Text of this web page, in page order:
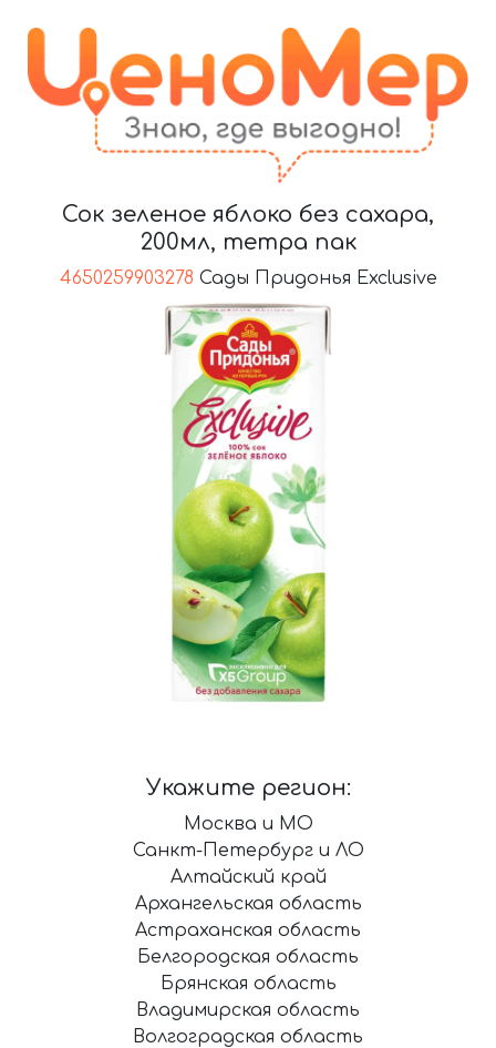
Сок зеленое яблоко без сахара,
200мл, тетра пак
4650259903278 Сады Придонья Exclusive
Укажите регион:
Москва и МО
Санкт-Петербург и ЛО
Алтайский край
Архангельская область
Астраханская область
Белгородская область
Брянская область
Владимирская область
Волгоградская область